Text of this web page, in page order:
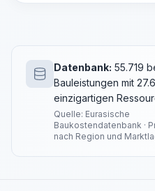
Datenbank: 55.719
Bauleistungen mit
einzigartigen
Quelle: Eurasische
Baukostendatenbank ·
nach Region und